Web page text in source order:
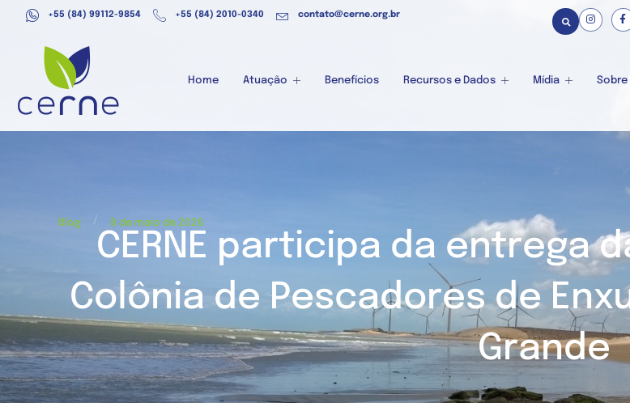
+55 (84) 99112-9854 +55 (84) 2010-0340 contato@cerne.org.br
Home Atuação Benefícios Recursos e Dados Mídia Sobre
Blog / 8 de maio de 2026
CERNE participa da entrega
Colônia de Pescadores de
Grande